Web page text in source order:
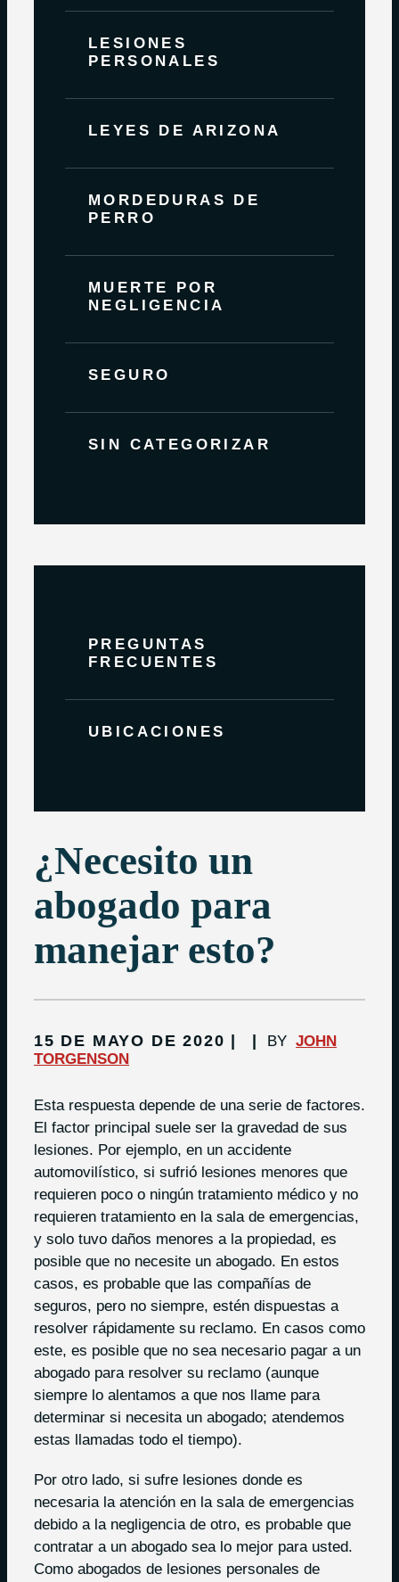
LESIONES
PERSONALES
LEYES DE ARIZONA
MORDEDURAS DE
PERRO
MUERTE POR
NEGLIGENCIA
SEGURO
SIN CATEGORIZAR
PREGUNTAS
FRECUENTES
UBICACIONES
¿Necesito un
abogado para
manejar esto?
15 DE MAYO DE 2020 BY JOHN
TORGENSON
Esta respuesta depende de una serie de factores.
El factor principal suele ser la gravedad de sus
lesiones. Por ejemplo, en un accidente
automovilístico, si sufrió lesiones menores que
requieren poco o ningún tratamiento médico y no
requieren tratamiento en la sala de emergencias,
y solo tuvo daños menores a la propiedad, es
posible que no necesite un abogado. En estos
casos, es probable que las compañías de
seguros, pero no siempre, estén dispuestas a
resolver rápidamente su reclamo. En casos como
este, es posible que no sea necesario pagar a un
abogado para resolver su reclamo (aunque
siempre lo alentamos a que nos llame para
determinar si necesita un abogado; atendemos
estas llamadas todo el tiempo).
Por otro lado, si sufre lesiones donde es
necesaria la atención en la sala de emergencias
debido a la negligencia de otro, es probable que
contratar a un abogado sea lo mejor para usted.
Como abogados de lesiones personales de